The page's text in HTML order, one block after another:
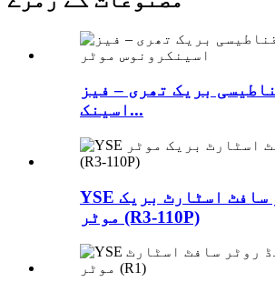
بریک تھری – فیز
اسینک...
YSE سیریز سافٹ اسٹارٹ بریک
موٹر (R3-110P)